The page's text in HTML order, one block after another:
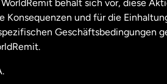
behält sich vor, diese
und für die
Geschäftsbedingungen